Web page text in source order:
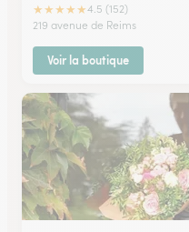
★★★★★4.5 (152)
219 avenue de Reims
Voir la boutique